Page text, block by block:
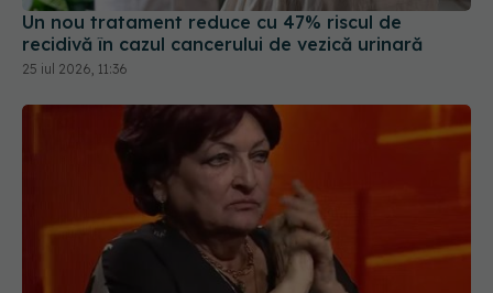
Un nou tratament reduce cu 47% riscul de
recidivă în cazul cancerului de vezică urinară
25 iul 2026, 11:36